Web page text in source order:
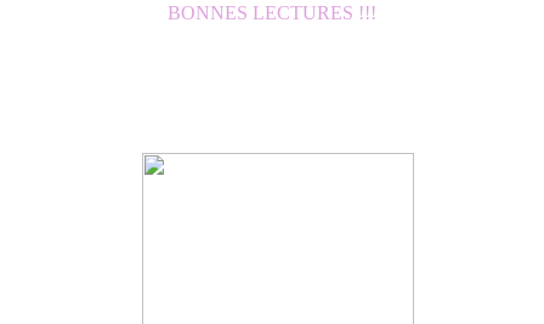
BONNES LECTURES !!!